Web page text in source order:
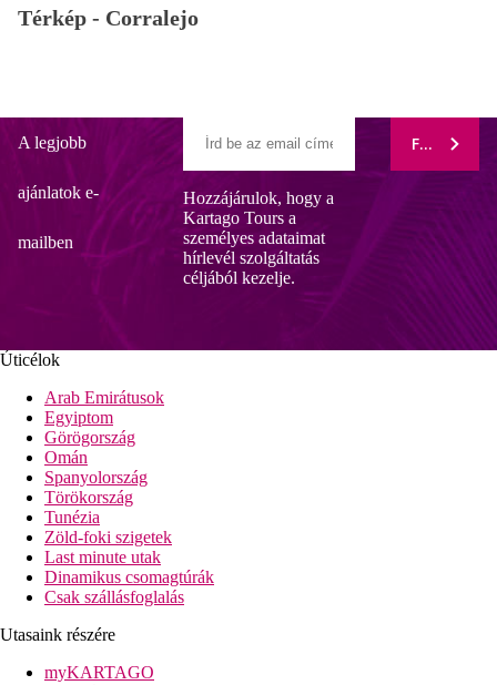
Térkép - Corralejo
A legjobb
ajánlatok e-
mailben
Hozzájárulok, hogy a
Kartago Tours a
személyes adataimat
hírlevél szolgáltatás
céljából kezelje.
Úticélok
Arab Emirátusok
Egyiptom
Görögország
Omán
Spanyolország
Törökország
Tunézia
Zöld-foki szigetek
Last minute utak
Dinamikus csomagtúrák
Csak szállásfoglalás
Utasaink részére
myKARTAGO